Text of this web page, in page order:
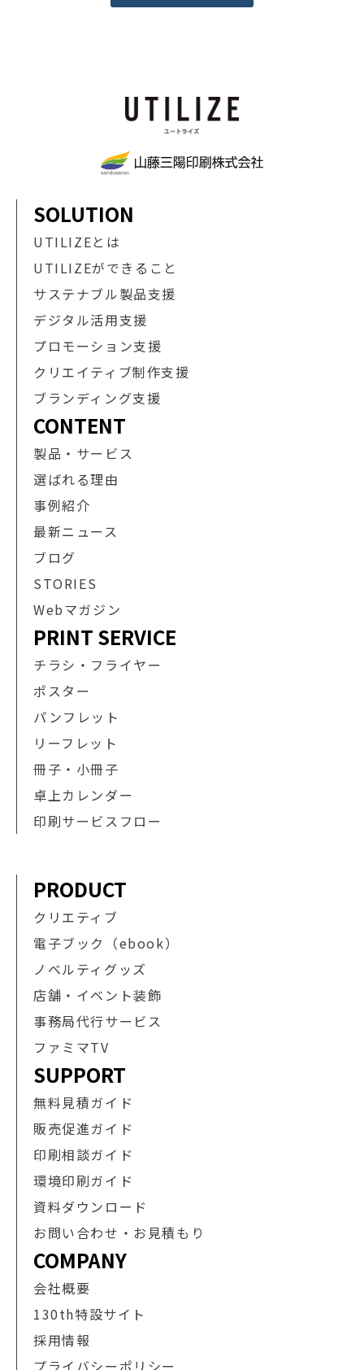
SOLUTION
UTILIZEとは
UTILIZEができること
サステナブル製品支援
デジタル活用支援
プロモーション支援
クリエイティブ制作支援
ブランディング支援
CONTENT
製品・サービス
選ばれる理由
事例紹介
最新ニュース
ブログ
STORIES
Webマガジン
PRINT SERVICE
チラシ・フライヤー
ポスター
パンフレット
リーフレット
冊子・小冊子
卓上カレンダー
印刷サービスフロー
PRODUCT
クリエティブ
電子ブック（ebook）
ノベルティグッズ
店舗・イベント装飾
事務局代行サービス
ファミマTV
SUPPORT
無料見積ガイド
販売促進ガイド
印刷相談ガイド
環境印刷ガイド
資料ダウンロード
お問い合わせ・お見積もり
COMPANY
会社概要
130th特設サイト
採用情報
プライバシーポリシー